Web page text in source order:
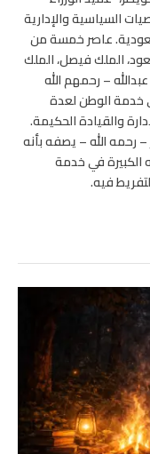
السياسية والإدارية
عاصر خمسة من
الملك فيصل، الملك
– رحمهم الله
خدمة الوطن لعدة
والقيادة الحكيمة.
رحمه الله – يصفه بأنه
الكبيرة في خدمة
فيه.